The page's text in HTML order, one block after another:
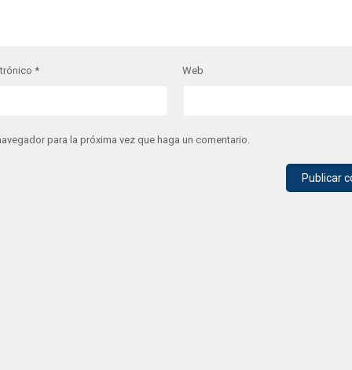
* Web
para la próxima vez que haga un comentario.